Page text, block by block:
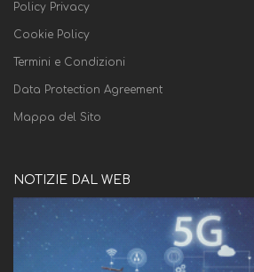
Policy Privacy
Cookie Policy
Termini e Condizioni
Data Protection Agreement
Mappa del Sito
NOTIZIE DAL WEB